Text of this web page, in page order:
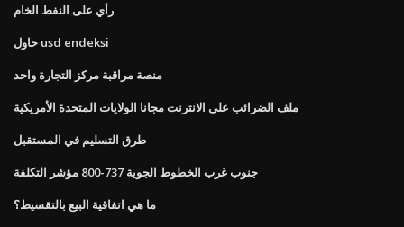
رأي على النفط الخام
حاول usd endeksi
منصة مراقبة مركز التجارة واحد
ملف الضرائب على الانترنت مجانا الولايات المتحدة الأمريكية
طرق التسليم في المستقبل
جنوب غرب الخطوط الجوية 737-800 مؤشر التكلفة
ما هي اتفاقية البيع بالتقسيط؟